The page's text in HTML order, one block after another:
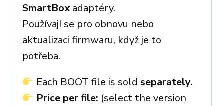
SmartBoxadaptéry.
Používají se pro obnovu nebo
aktualizaci firmwaru, když je to
potřeba.
Each BOOT file is sold separately.
Price per file: (select the version